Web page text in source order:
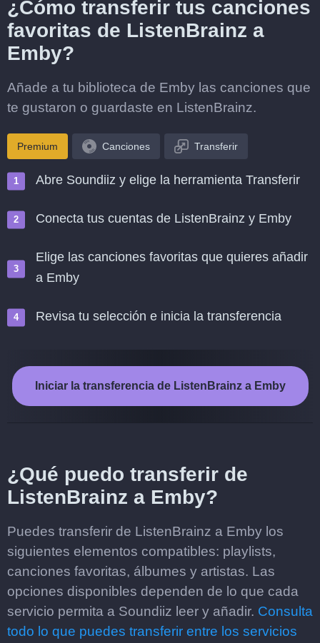
¿Cómo transferir tus canciones
favoritas de ListenBrainz a
Emby?
Añade a tu biblioteca de Emby las canciones que
te gustaron o guardaste en ListenBrainz.
Premium Canciones Transferir
Abre Soundiiz y elige la herramienta Transferir
Conecta tus cuentas de ListenBrainz y Emby
Elige las canciones favoritas que quieres añadir
a Emby
Revisa tu selección e inicia la transferencia
Iniciar la transferencia de ListenBrainz a Emby
¿Qué puedo transferir de
ListenBrainz a Emby?
Puedes transferir de ListenBrainz a Emby los
siguientes elementos compatibles: playlists,
canciones favoritas, álbumes y artistas. Las
opciones disponibles dependen de lo que cada
servicio permita a Soundiiz leer y añadir. Consulta
todo lo que puedes transferir entre los servicios